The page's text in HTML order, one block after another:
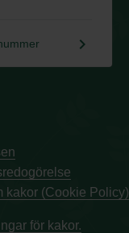
keyboard_arrow_right
kakor (Cookie Policy)
för kakor.